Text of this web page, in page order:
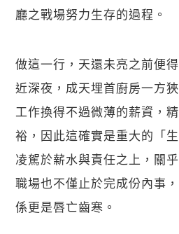
廳之戰場努力生存的過程。
做這一行，天還未亮之前便
近深夜，成天埋首廚房一方
工作換得不過微薄的薪資，
裕，因此這確實是重大的「
凌駕於薪水與責任之上，關
職場也不僅止於完成份內事
係更是唇亡齒寒。